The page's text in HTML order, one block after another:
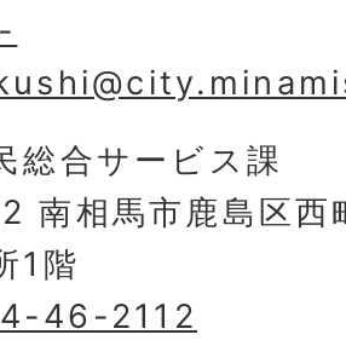
総合サービス課
南相馬市鹿島区西
1階
46-2112